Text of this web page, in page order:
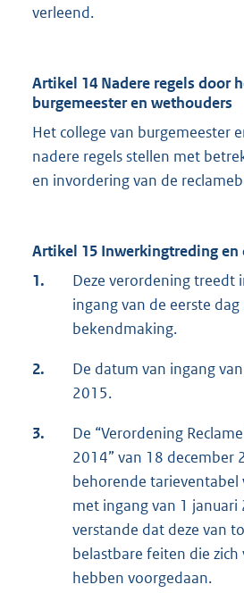
verleend.
Artikel 14 Nadere regels door
burgemeester en wethouders
Het college van burgemeester
nadere regels stellen met
en invordering van de
Artikel 15 Inwerkingtreding
1.
Deze verordening treedt
ingang van de eerste dag
bekendmaking.
2.
De datum van ingang
2015.
3.
De “Verordening
2014” van 18 december
behorende
met ingang van 1
verstande dat deze van
belastbare feiten die
hebben voorgedaan.